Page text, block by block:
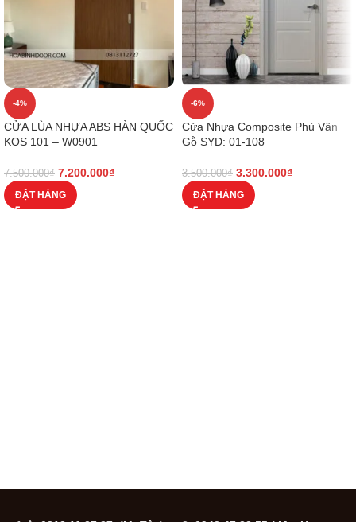
-4%
CỬA LÙA NHỰA ABS HÀN QUỐC
KOS 101 – W0901
7.500.000₫ 7.200.000₫
ĐẶT HÀNG
-6%
Cửa Nhựa Composite Phủ Vân
Gỗ SYD: 01-108
3.500.000₫ 3.300.000₫
ĐẶT HÀNG